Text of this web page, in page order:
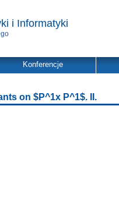
i Informatyki
Konferencje
on $P^1x P^1$. II.